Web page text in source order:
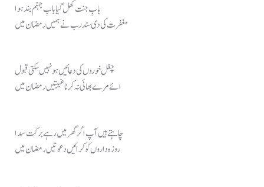
بابِ جنت کھل گیا بابِ جہنم بند ہوا
مغفرت کی دی سند رب نے ہمیں رمضان میں
چغل خوروں کی دعائیں ہو نہیں سکتی قبول
ائے مرے بھائی نہ کرنا غیبتیں رمضان میں
چاہتے ہیں آپ اگر گھر میں رہے برکت سدا
روزہ داروں کو کرائیں دعوتیں رمضان میں